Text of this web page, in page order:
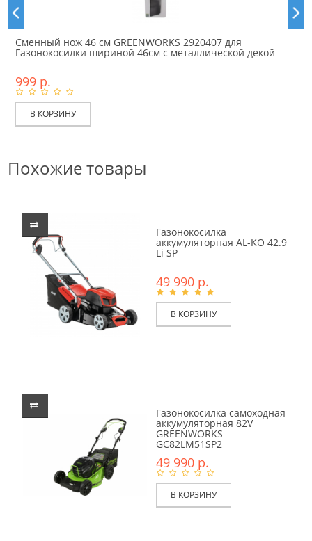
Сменный нож 46 см GREENWORKS 2920407 для
Газонокосилки шириной 46см с металлической декой
999 р.
В КОРЗИНУ
Похожие товары
Газонокосилка
аккумуляторная AL-KO 42.9
Li SP
49 990 р.
В КОРЗИНУ
Газонокосилка самоходная
аккумуляторная 82V
GREENWORKS
GC82LM51SP2
49 990 р.
В КОРЗИНУ